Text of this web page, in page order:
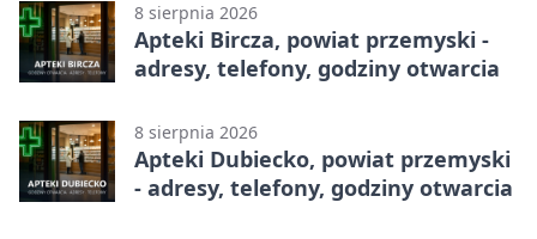
8 sierpnia 2026
Apteki Bircza, powiat przemyski -
adresy, telefony, godziny otwarcia
8 sierpnia 2026
Apteki Dubiecko, powiat przemyski
- adresy, telefony, godziny otwarcia